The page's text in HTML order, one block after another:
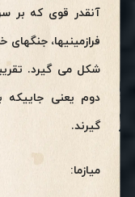
آنقدر قوی که بر
فرازمینیها،
شکل می گیرد.
دوم یعنی جاییکه
گیرند.
میازما: